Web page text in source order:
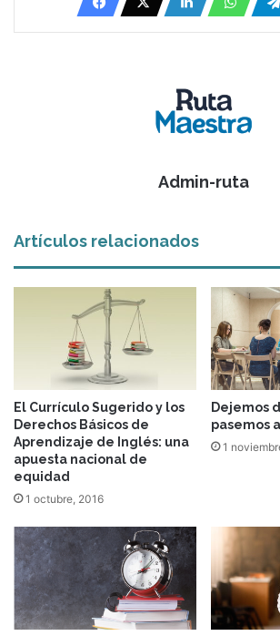
Admin-ruta
Artículos relacionados
El Currículo Sugerido y los
Derechos Básicos de
Aprendizaje de Inglés: una
apuesta nacional de
equidad
1 octubre, 2016
Dejemos
pasemos
1